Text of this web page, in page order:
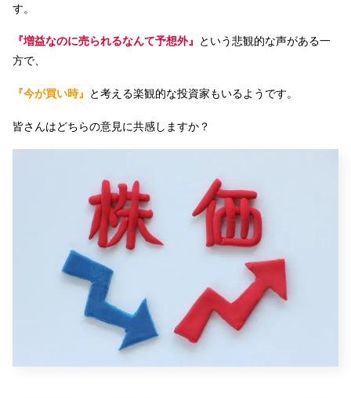
す。
『増益なのに売られるなんて予想外』 という悲観的な声がある一
方で、
『今が買い時』 と考える楽観的な投資家もいるようです。
皆さんはどちらの意見に共感しますか？